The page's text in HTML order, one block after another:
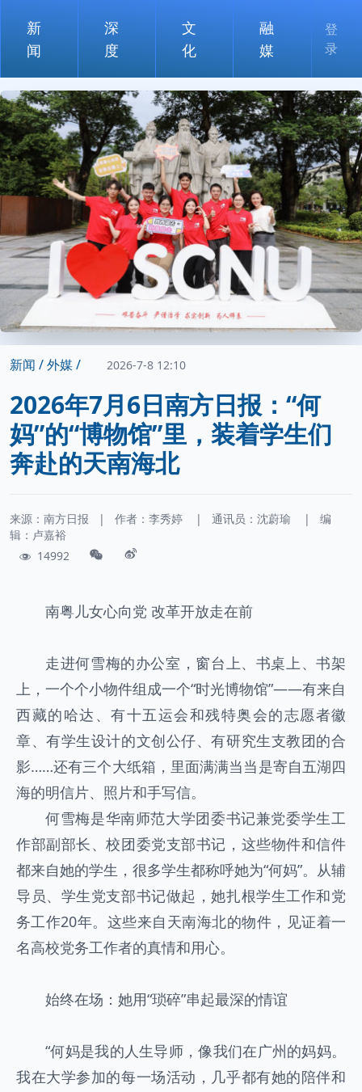
新
闻
深
度
文
化
融
媒
登
录
新闻 /外媒 / 2026-7-8 12:10
2026年7月6日南方日报：“何
妈”的“博物馆”里，装着学生们
奔赴的天南海北
来源：南方日报 | 作者： 李秀婷 | 通讯员： 沈蔚瑜 |
编
辑：卢嘉裕
14992
南粤儿女心向党 改革开放走在前
走进何雪梅的办公室，窗台上、书桌上、书架
上，一个个小物件组成一个“时光博物馆”——有来自
西藏的哈达、有十五运会和残特奥会的志愿者徽
章、有学生设计的文创公仔、有研究生支教团的合
影……还有三个大纸箱，里面满满当当是寄自五湖四
海的明信片、照片和手写信。
何雪梅是华南师范大学团委书记兼党委学生工
作部副部长、校团委党支部书记，这些物件和信件
都来自她的学生，很多学生都称呼她为“何妈”。从辅
导员、学生党支部书记做起，她扎根学生工作和党
务工作20年。这些来自天南海北的物件，见证着一
名高校党务工作者的真情和用心。
始终在场：她用“琐碎”串起最深的情谊
“何妈是我的人生导师，像我们在广州的妈妈。
我在大学参加的每一场活动，几乎都有她的陪伴和